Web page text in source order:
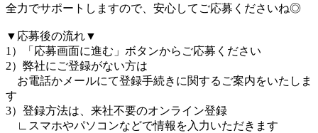
全力でサポートしますので、安心してご応募くださいね◎
▼応募後の流れ▼
1）「応募画面に進む」ボタンからご応募ください
2）弊社にご登録がない方は
お電話かメールにて登録手続きに関するご案内をいたしま
す
3）登録方法は、来社不要のオンライン登録
∟スマホやパソコンなどで情報を入力いただきます